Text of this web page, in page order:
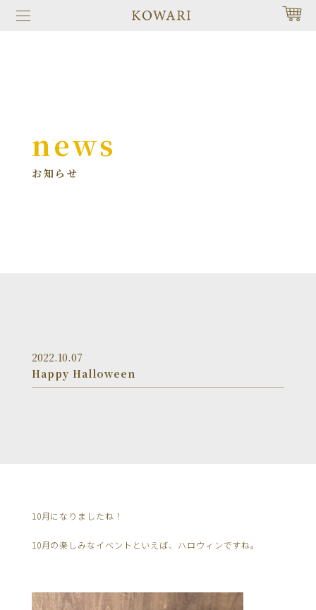
news
お知らせ
2022.10.07
Happy Halloween
10月になりましたね！
10月の楽しみなイベントといえば、ハロウィンですね。